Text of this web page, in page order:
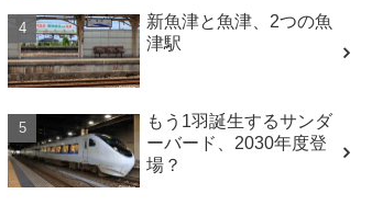
新魚津と魚津、2つの魚
津駅
もう1羽誕生するサンダ
ーバード、2030年度登
場？